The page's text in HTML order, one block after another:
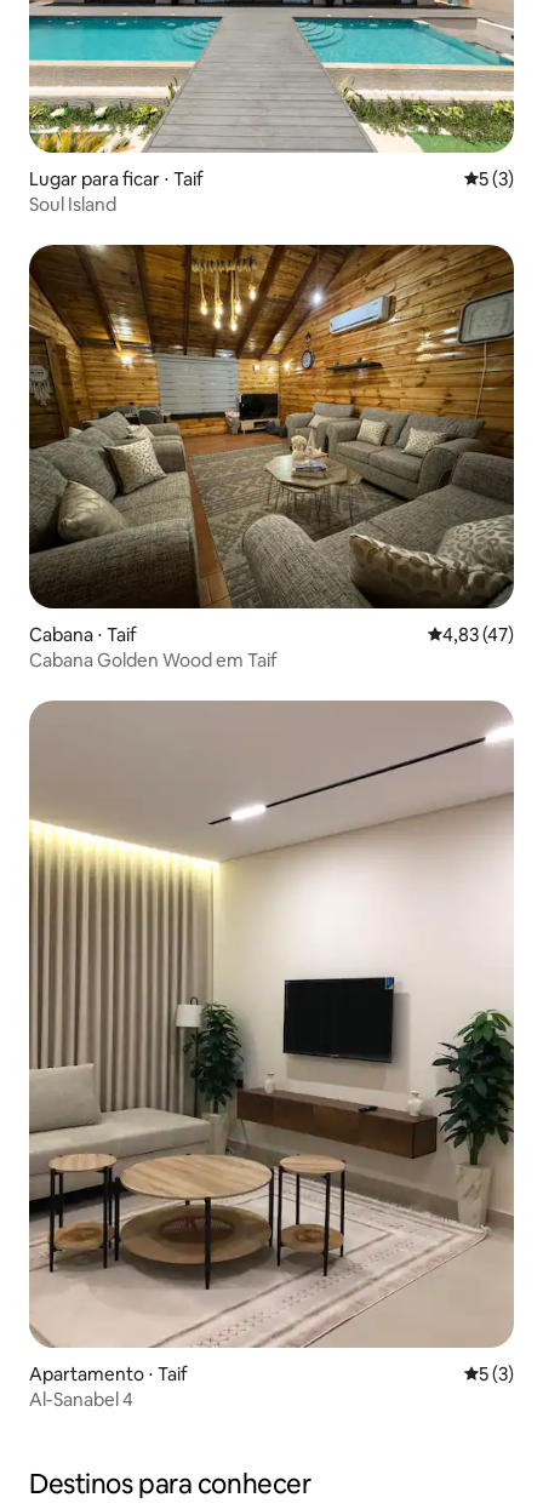
Lugar para ficar ⋅ Taif 5 de
5 (3)
Soul Island
Cabana ⋅ Taif 4,83 de uma
4,83 (47)
Cabana Golden Wood em Taif
Apartamento ⋅ Taif 5 de
5 (3)
Al-Sanabel 4
Destinos para conhecer